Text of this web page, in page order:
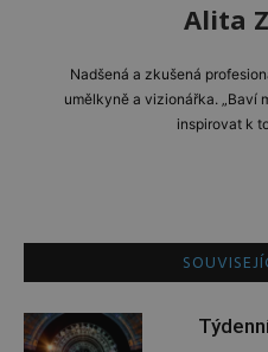
Alita
Nadšená a zkušená
umělkyně a vizionářka. „Baví
inspirovat k